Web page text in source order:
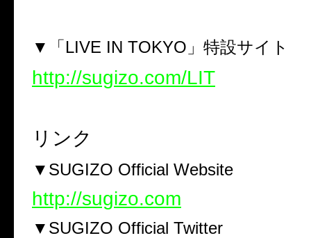
▼ 「LIVE IN TOKYO」特設サイト
http://sugizo.com/LIT
リンク
▼ SUGIZO Official Website
http://sugizo.com
▼ SUGIZO Official Twitter